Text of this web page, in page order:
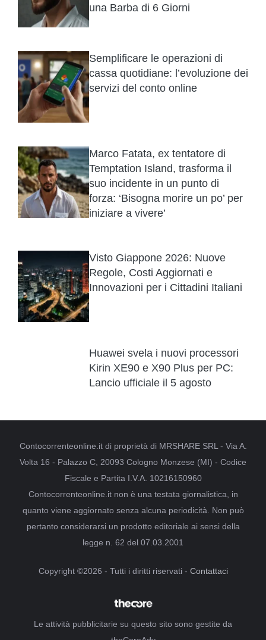
una Barba di 6 Giorni
Semplificare le operazioni di
cassa quotidiane: l’evoluzione dei
servizi del conto online
Marco Fatata, ex tentatore di
Temptation Island, trasforma il
suo incidente in un punto di
forza: ‘Bisogna morire un po’ per
iniziare a vivere’
Visto Giappone 2026: Nuove
Regole, Costi Aggiornati e
Innovazioni per i Cittadini Italiani
Huawei svela i nuovi processori
Kirin XE90 e X90 Plus per PC:
Lancio ufficiale il 5 agosto
Contocorrenteonline.it di proprietà di MRSHARE SRL - Via A.
Volta 16 - Palazzo C, 20093 Cologno Monzese (MI) - Codice
Fiscale e Partita I.V.A. 10216150960
Contocorrenteonline.it non è una testata giornalistica, in
quanto viene aggiornato senza alcuna periodicità. Non può
pertanto considerarsi un prodotto editoriale ai sensi della
legge n. 62 del 07.03.2001
Copyright ©2026 - Tutti i diritti riservati - Contattaci
Le attività pubblicitarie su questo sito sono gestite da